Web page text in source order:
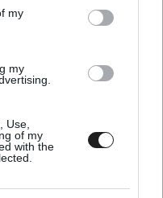
my
my
Use,
of my
with the
fel, ami
partnerekkel
küzdeni.”–
Preston.
a dolgot, új
a jövőben